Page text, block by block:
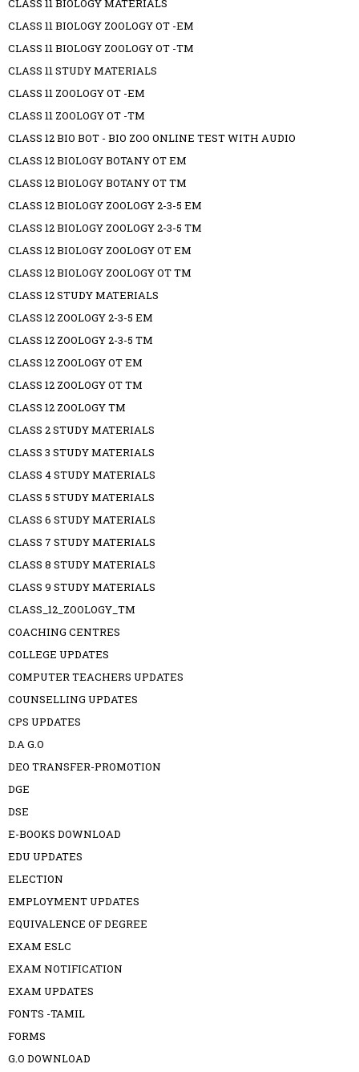
CLASS 11 BIOLOGY MATERIALS
CLASS 11 BIOLOGY ZOOLOGY OT -EM
CLASS 11 BIOLOGY ZOOLOGY OT -TM
CLASS 11 STUDY MATERIALS
CLASS 11 ZOOLOGY OT -EM
CLASS 11 ZOOLOGY OT -TM
CLASS 12 BIO BOT - BIO ZOO ONLINE TEST WITH AUDIO
CLASS 12 BIOLOGY BOTANY OT EM
CLASS 12 BIOLOGY BOTANY OT TM
CLASS 12 BIOLOGY ZOOLOGY 2-3-5 EM
CLASS 12 BIOLOGY ZOOLOGY 2-3-5 TM
CLASS 12 BIOLOGY ZOOLOGY OT EM
CLASS 12 BIOLOGY ZOOLOGY OT TM
CLASS 12 STUDY MATERIALS
CLASS 12 ZOOLOGY 2-3-5 EM
CLASS 12 ZOOLOGY 2-3-5 TM
CLASS 12 ZOOLOGY OT EM
CLASS 12 ZOOLOGY OT TM
CLASS 12 ZOOLOGY TM
CLASS 2 STUDY MATERIALS
CLASS 3 STUDY MATERIALS
CLASS 4 STUDY MATERIALS
CLASS 5 STUDY MATERIALS
CLASS 6 STUDY MATERIALS
CLASS 7 STUDY MATERIALS
CLASS 8 STUDY MATERIALS
CLASS 9 STUDY MATERIALS
CLASS_12_ZOOLOGY_TM
COACHING CENTRES
COLLEGE UPDATES
COMPUTER TEACHERS UPDATES
COUNSELLING UPDATES
CPS UPDATES
D.A G.O
DEO TRANSFER-PROMOTION
DGE
DSE
E-BOOKS DOWNLOAD
EDU UPDATES
ELECTION
EMPLOYMENT UPDATES
EQUIVALENCE OF DEGREE
EXAM ESLC
EXAM NOTIFICATION
EXAM UPDATES
FONTS -TAMIL
FORMS
G.O DOWNLOAD